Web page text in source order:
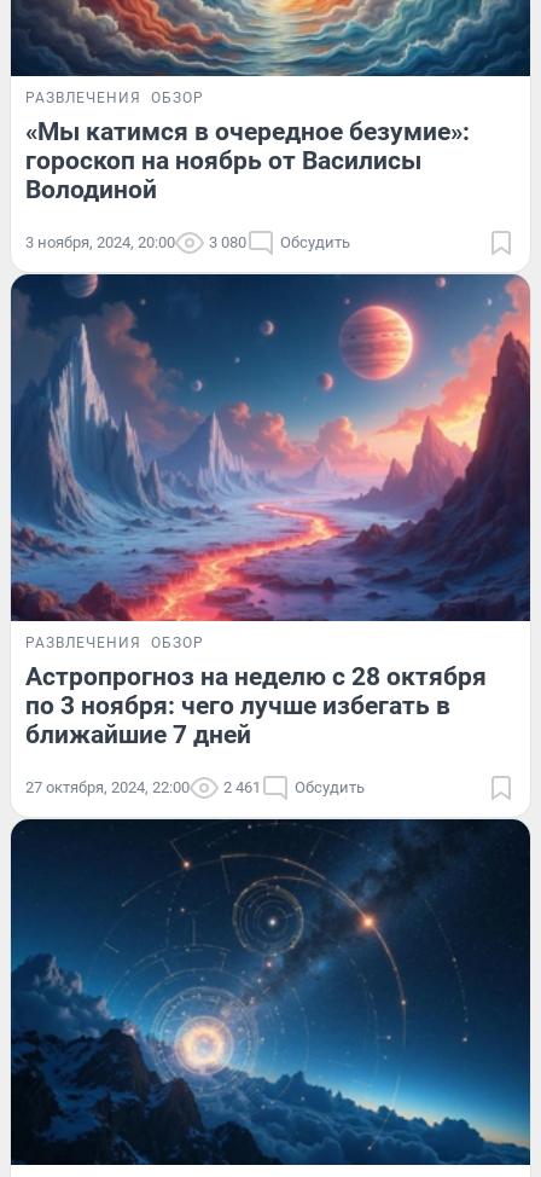
РАЗВЛЕЧЕНИЯ ОБЗОР
«Мы катимся в очередное безумие»:
гороскоп на ноябрь от Василисы
Володиной
3 ноября, 2024, 20:00 3 080 Обсудить
РАЗВЛЕЧЕНИЯ ОБЗОР
Астропрогноз на неделю с 28 октября
по 3 ноября: чего лучше избегать в
ближайшие 7 дней
27 октября, 2024, 22:00 2 461 Обсудить